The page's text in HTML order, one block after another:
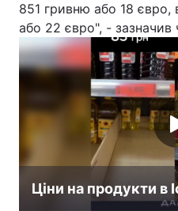
851 гривню або 18 євро,
або 22 євро", - зазначив
Ціни на продукти в